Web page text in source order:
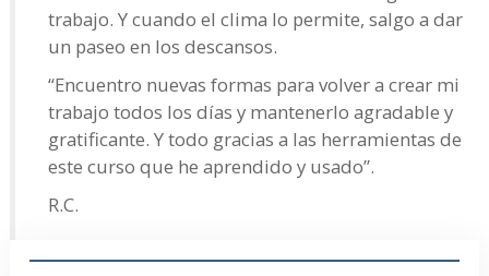
trabajo. Y cuando el clima lo permite, salgo a dar
un paseo en los descansos.
“Encuentro nuevas formas para volver a crear mi
trabajo todos los días y mantenerlo agradable y
gratificante. Y todo gracias a las herramientas de
este curso que he aprendido y usado”.
R.C.